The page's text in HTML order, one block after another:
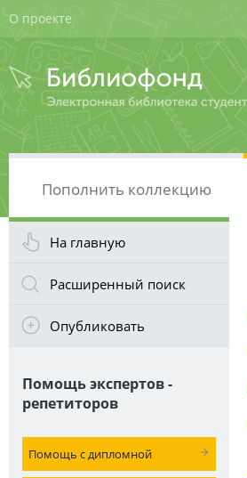
О проекте
Пополнить коллекцию
На главную
Расширенный поиск
Опубликовать
Помощь экспертов -
репетиторов
Помощь с дипломной